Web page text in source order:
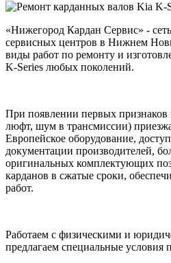
«Нижегород Кардан Сервис» -
сервисных центров в Нижнем
виды работ по ремонту и
K-Series любых поколений.
При появлении первых признаков
люфт, шум в трансмиссии)
Европейское оборудование,
документации производителей,
оригинальных комплектующих
карданов в сжатые сроки,
работ.
Работаем с физическими и
предлагаем специальные условия